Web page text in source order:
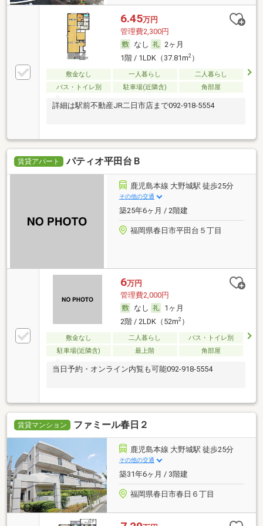
6.45万円
管理費2,300円
なし
2ヶ月
1階 / 1LDK（37.81m2）
敷金なし 一人暮らし
二人暮らし
バス・トイレ別
駐車場(近隣含) 角部屋
詳細は駅前不動産JR二日市店まで092-918-5554
賃貸アパート パティオ平田台Ｂ
鹿児島本線 大野城駅 徒歩25分
その他の交通
築25年6ヶ月 / 2階建
福岡県春日市平田台５丁目
6万円
管理費2,000円
なし
1ヶ月
2階 / 2LDK（52m2）
敷金なし 二人暮らし
バス・トイレ別
駐車場(近隣含)
最上階 角部屋
当日予約・オンライン内覧も可能092-918-5554
賃貸マンション ファミール春日２
鹿児島本線 大野城駅 徒歩25分
その他の交通
築31年6ヶ月 / 3階建
福岡県春日市春日６丁目